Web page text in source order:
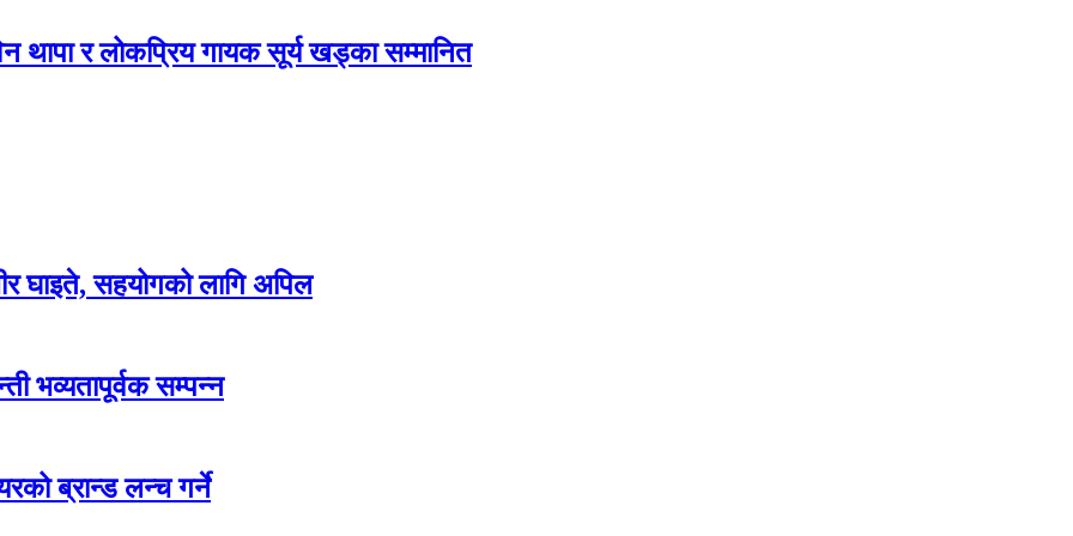
र लोकप्रिय गायक सूर्य खड्का सम्मानित
घाइते, सहयोगको लागि अपिल
भव्यतापूर्वक सम्पन्न
ब्रान्ड लन्च गर्ने